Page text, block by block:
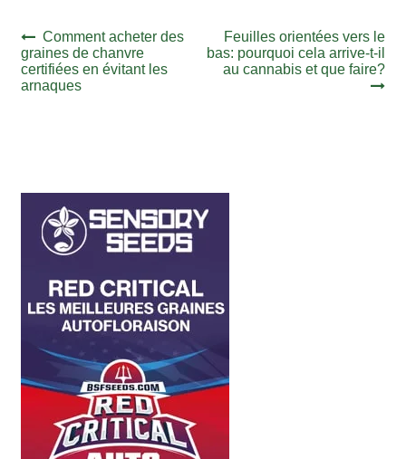
Navigation
de
l’article
Article
précédent :
Comment acheter des
graines de chanvre
certifiées en évitant les
arnaques
Article
suivant :
Feuilles orientées vers le
bas: pourquoi cela arrive-t-il
au cannabis et que faire?